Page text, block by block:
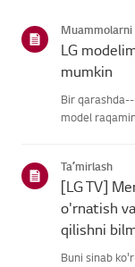
LG
mumkin
Bir
model
Taʼmirlash
[LG TV]
o'rnatish
qilishni
Buni sinab